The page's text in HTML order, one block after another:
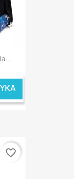
favorite_border